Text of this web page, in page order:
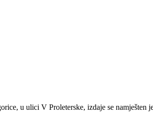
u ulici V Proleterske, izdaje se namješten